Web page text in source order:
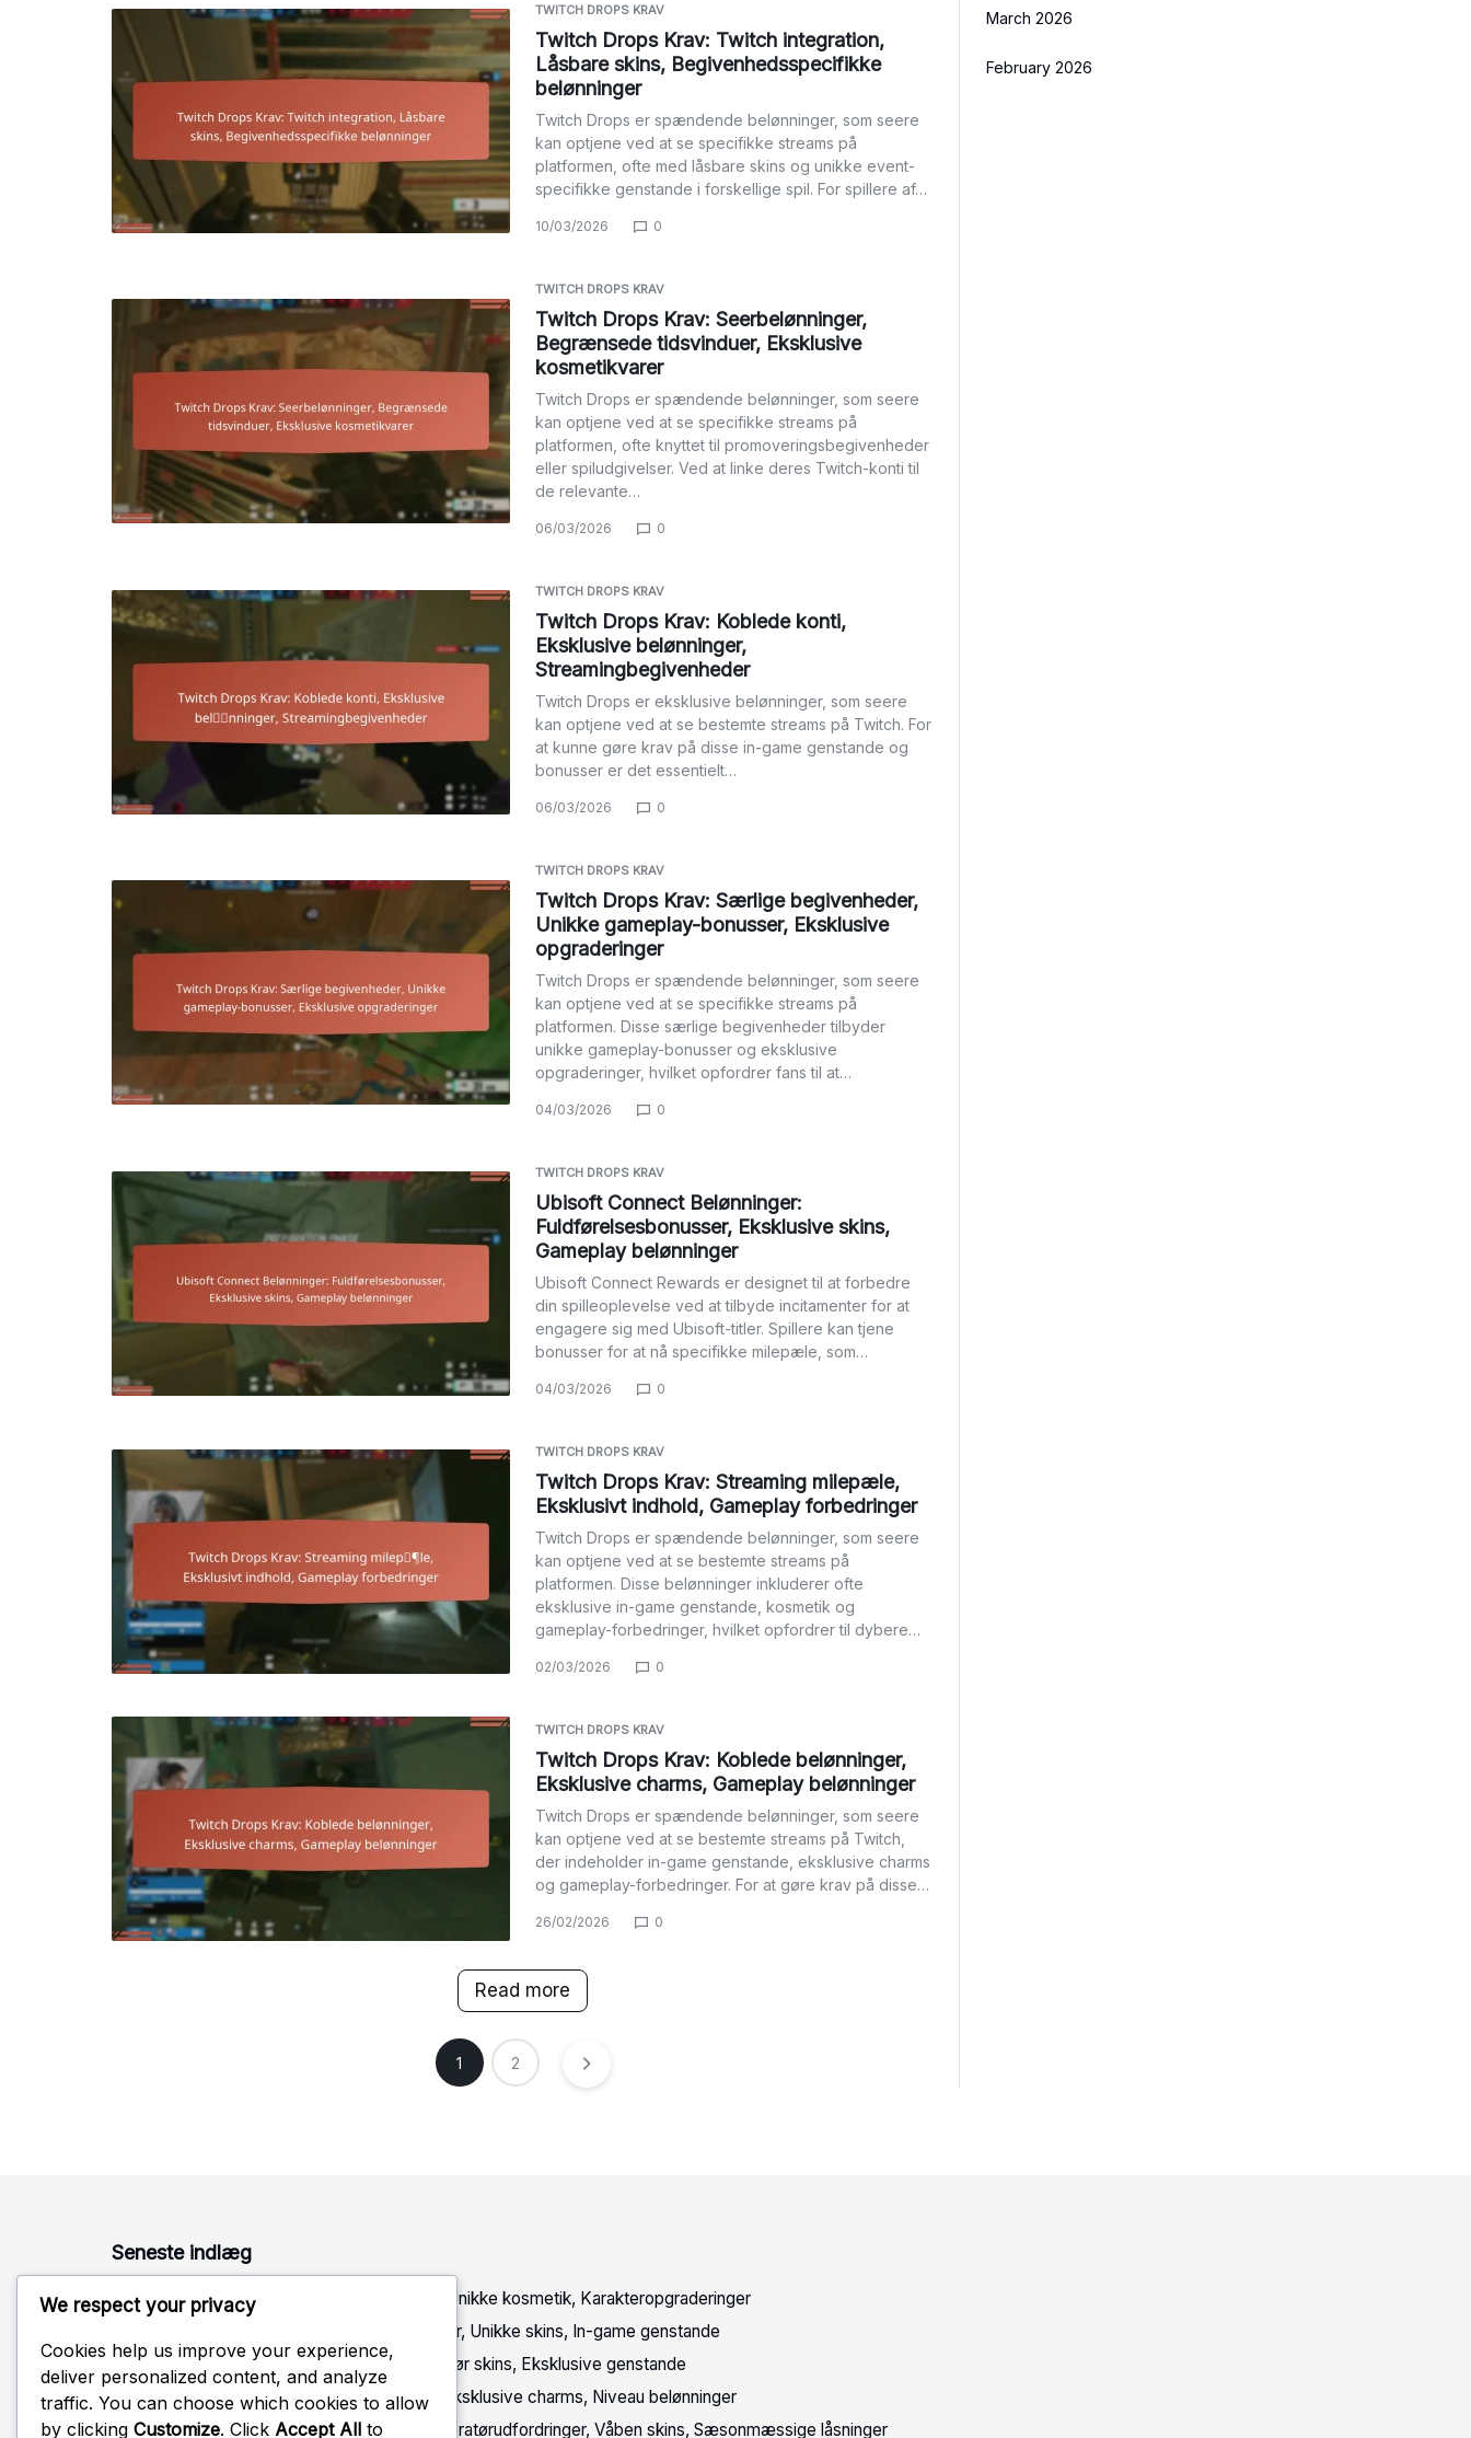
TWITCH DROPS KRAV
Twitch Drops Krav: Twitch integration,
Låsbare skins, Begivenhedsspecifikke
belønninger
Twitch Drops er spændende belønninger, som seere
kan optjene ved at se specifikke streams på
platformen, ofte med låsbare skins og unikke event-
specifikke genstande i forskellige spil. For spillere af…
10/03/2026 0
TWITCH DROPS KRAV
Twitch Drops Krav: Seerbelønninger,
Begrænsede tidsvinduer, Eksklusive
kosmetikvarer
Twitch Drops er spændende belønninger, som seere
kan optjene ved at se specifikke streams på
platformen, ofte knyttet til promoveringsbegivenheder
eller spiludgivelser. Ved at linke deres Twitch-konti til
de relevante…
06/03/2026 0
TWITCH DROPS KRAV
Twitch Drops Krav: Koblede konti,
Eksklusive belønninger,
Streamingbegivenheder
Twitch Drops er eksklusive belønninger, som seere
kan optjene ved at se bestemte streams på Twitch. For
at kunne gøre krav på disse in-game genstande og
bonusser er det essentielt…
06/03/2026 0
TWITCH DROPS KRAV
Twitch Drops Krav: Særlige begivenheder,
Unikke gameplay-bonusser, Eksklusive
opgraderinger
Twitch Drops er spændende belønninger, som seere
kan optjene ved at se specifikke streams på
platformen. Disse særlige begivenheder tilbyder
unikke gameplay-bonusser og eksklusive
opgraderinger, hvilket opfordrer fans til at…
04/03/2026 0
TWITCH DROPS KRAV
Ubisoft Connect Belønninger:
Fuldførelsesbonusser, Eksklusive skins,
Gameplay belønninger
Ubisoft Connect Rewards er designet til at forbedre
din spilleoplevelse ved at tilbyde incitamenter for at
engagere sig med Ubisoft-titler. Spillere kan tjene
bonusser for at nå specifikke milepæle, som…
04/03/2026 0
TWITCH DROPS KRAV
Twitch Drops Krav: Streaming milepæle,
Eksklusivt indhold, Gameplay forbedringer
Twitch Drops er spændende belønninger, som seere
kan optjene ved at se bestemte streams på
platformen. Disse belønninger inkluderer ofte
eksklusive in-game genstande, kosmetik og
gameplay-forbedringer, hvilket opfordrer til dybere…
02/03/2026 0
TWITCH DROPS KRAV
Twitch Drops Krav: Koblede belønninger,
Eksklusive charms, Gameplay belønninger
Twitch Drops er spændende belønninger, som seere
kan optjene ved at se bestemte streams på Twitch,
der indeholder in-game genstande, eksklusive charms
og gameplay-forbedringer. For at gøre krav på disse…
26/02/2026 0
Read more
1 2
March 2026
February 2026
Seneste indlæg
Twitch Drops Krav: Tidsbegrænsede tilbud, Unikke kosmetik, Karakteropgraderinger
Twitch Drops Krav: Live stream begivenheder, Unikke skins, In-game genstande
Twitch Drops Krav: Speciale streams, Operatør skins, Eksklusive genstande
Battle Pass Belønninger: Karaktertilpasning, Eksklusive charms, Niveau belønninger
Ubisoft Connect Udfordringsbelønninger: Operatørudfordringer, Våben skins, Sæsonmæssige låsninger
We respect your privacy
Cookies help us improve your experience,
deliver personalized content, and analyze
traffic. You can choose which cookies to allow
by clicking Customize. Click Accept All to